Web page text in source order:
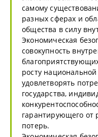
самому
разных сферах и
общества в силу
Экономическая
совокупность
росту
удовлетворять
государства,
гарантирующего от
потерь.